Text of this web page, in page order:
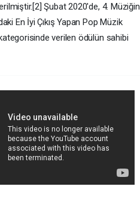
Şubat 2020'de, 4. Müziğin
En İyi Çıkış Yapan Pop Müzik
verilen ödülün sahibi